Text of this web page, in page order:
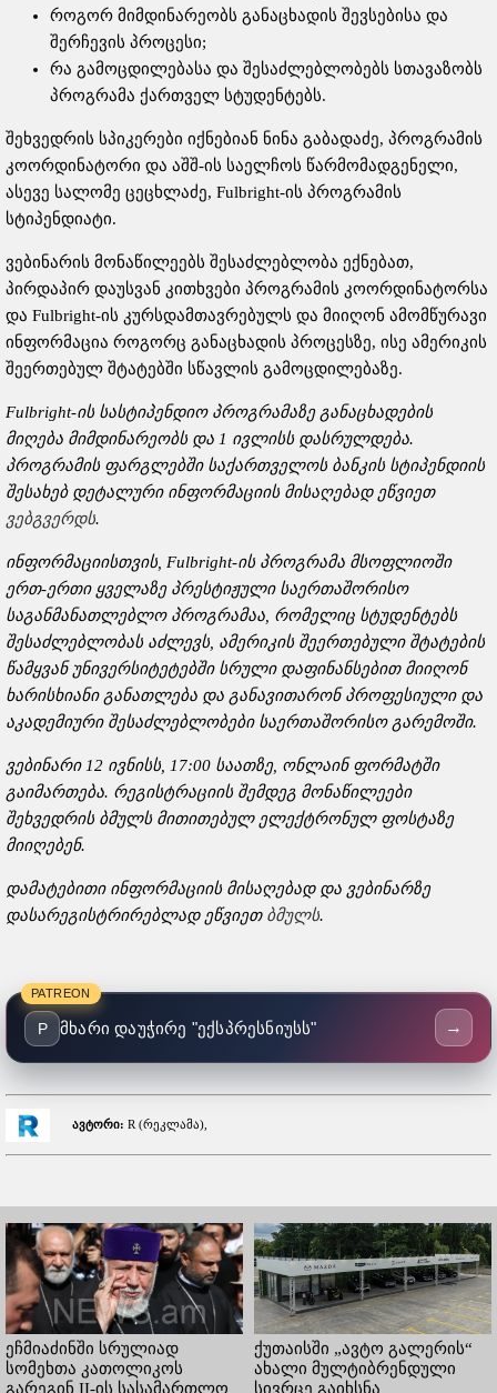
როგორ მიმდინარეობს განაცხადის შევსებისა და
შერჩევის პროცესი;
რა გამოცდილებასა და შესაძლებლობებს სთავაზობს
პროგრამა ქართველ სტუდენტებს.
შეხვედრის სპიკერები იქნებიან ნინა გაბადაძე, პროგრამის
კოორდინატორი და აშშ-ის საელჩოს წარმომადგენელი,
ასევე სალომე ცეცხლაძე, Fulbright-ის პროგრამის
სტიპენდიატი.
ვებინარის მონაწილეებს შესაძლებლობა ექნებათ,
პირდაპირ დაუსვან კითხვები პროგრამის კოორდინატორსა
და Fulbright-ის კურსდამთავრებულს და მიიღონ ამომწურავი
ინფორმაცია როგორც განაცხადის პროცესზე, ისე ამერიკის
შეერთებულ შტატებში სწავლის გამოცდილებაზე.
Fulbright-ის სასტიპენდიო პროგრამაზე განაცხადების
მიღება მიმდინარეობს და 1 ივლისს დასრულდება.
პროგრამის ფარგლებში საქართველოს ბანკის სტიპენდიის
შესახებ დეტალური ინფორმაციის მისაღებად ეწვიეთ
ვებგვერდს.
ინფორმაციისთვის, Fulbright-ის პროგრამა მსოფლიოში
ერთ-ერთი ყველაზე პრესტიჟული საერთაშორისო
საგანმანათლებლო პროგრამაა, რომელიც სტუდენტებს
შესაძლებლობას აძლევს, ამერიკის შეერთებული შტატების
წამყვან უნივერსიტეტებში სრული დაფინანსებით მიიღონ
ხარისხიანი განათლება და განავითარონ პროფესიული და
აკადემიური შესაძლებლობები საერთაშორისო გარემოში.
ვებინარი 12 ივნისს, 17:00 საათზე, ონლაინ ფორმატში
გაიმართება. რეგისტრაციის შემდეგ მონაწილეები
შეხვედრის ბმულს მითითებულ ელექტრონულ ფოსტაზე
მიიღებენ.
დამატებითი ინფორმაციის მისაღებად და ვებინარზე
დასარეგისტრირებლად ეწვიეთ ბმულს.
PATREON
P მხარი დაუჭირე "ექსპრესნიუსს" →
ავტორი: R (რეკლამა),
ეჩმიაძინში სრულიად
სომეხთა კათოლიკოს
გარეგინ II-ის სასამართლო
ქუთაისში „ავტო გალერის“
ახალი მულტიბრენდული
სივრცე გაიხსნა